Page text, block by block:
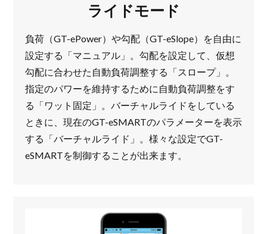
ライドモード
負荷（GT-ePower）や勾配（GT-eSlope）を自由に
設定する「マニュアル」。勾配を設定して、仮想
勾配に合わせた自動負荷調整する「スロープ」。
指定のパワーを維持するために自動負荷調整をす
る「ワット固定」。バーチャルライドをしている
ときに、現在のGT-eSMARTのパラメーターを表示
する「バーチャルライド」。様々な設定でGT-
eSMARTを制御することが出来ます。